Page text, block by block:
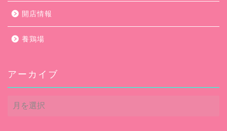
開店情報
養鶏場
アーカイブ
ア
ー